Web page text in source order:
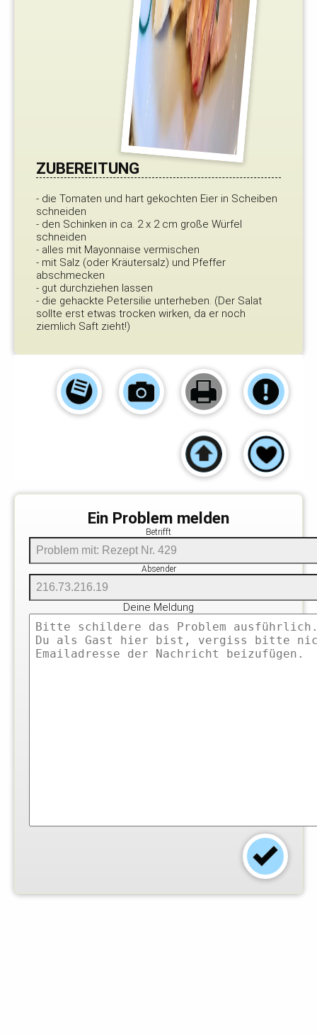
ZUBEREITUNG
- die Tomaten und hart gekochten Eier in Scheiben
schneiden
- den Schinken in ca. 2 x 2 cm große Würfel
schneiden
- alles mit Mayonnaise vermischen
- mit Salz (oder Kräutersalz) und Pfeffer
abschmecken
- gut durchziehen lassen
- die gehackte Petersilie unterheben. (Der Salat
sollte erst etwas trocken wirken, da er noch
ziemlich Saft zieht!)
Ein Problem melden
Betrifft
Absender
Deine Meldung